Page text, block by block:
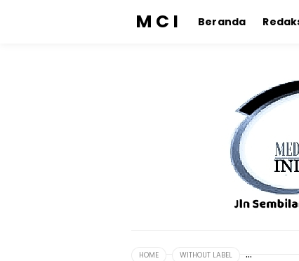
M C I Beranda
HOME WITHOUT LABEL